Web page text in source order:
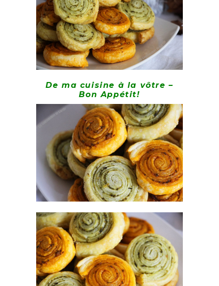
De ma cuisine à la vôtre –
Bon Appétit!